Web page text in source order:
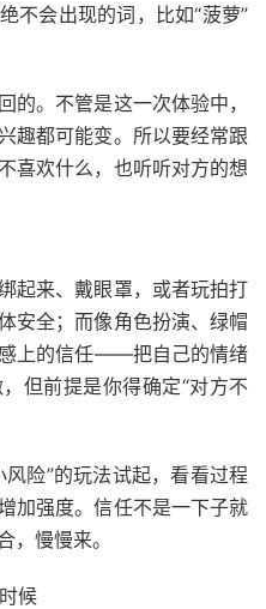
不会出现的词，比如“菠萝”
的。不管是这一次体验中，
趣都可能变。所以要经常跟
喜欢什么，也听听对方的想
起来、戴眼罩，或者玩拍打
安全；而像角色扮演、绿帽
上的信任——把自己的情绪
但前提是你得确定“对方不
险”的玩法试起，看看过程
加强度。信任不是一下子就
，慢慢来。
候